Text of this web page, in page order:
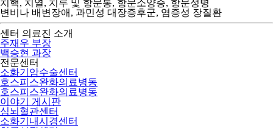
치핵, 치열, 치루 및 항문통, 항문소양증, 항문성병
변비나 배변장애, 과민성 대장증후군, 염증성 장질환
센터 의료진 소개
주재우 부장
백승현 과장
전문센터
소화기암수술센터
호스피스완화의료병동
호스피스완화의료병동
이야기 게시판
심뇌혈관센터
소화기내시경센터